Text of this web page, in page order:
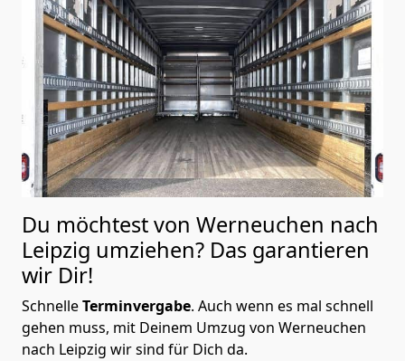
Du möchtest von Werneuchen nach
Leipzig umziehen? Das garantieren
wir Dir!
SchnelleTerminvergabe. Auch wenn es mal schnell
gehen muss, mit Deinem Umzug von Werneuchen
nach Leipzig wir sind für Dich da.